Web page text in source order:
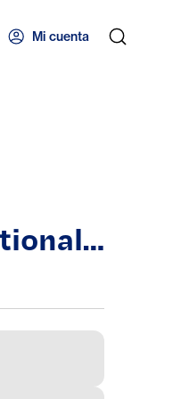
Mi cuenta
Pink